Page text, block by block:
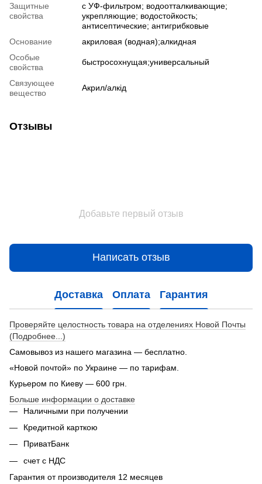
Защитные
свойства
с УФ-фильтром; водоотталкивающие;
укрепляющие; водостойкость;
антисептические; антигрибковые
Основание
акриловая (водная);алкидная
Особые
свойства
быстросохнущая;универсальный
Связующее
вещество
Акрил/алкід
Отзывы
Добавьте первый отзыв
Написать отзыв
Доставка Оплата Гарантия
Проверяйте целостность товара на отделениях Новой Почты
(Подробнее...)
Самовывоз из нашего магазина — бесплатно.
«Новой почтой» по Украине — по тарифам.
Курьером по Киеву — 600 грн.
Больше информации о доставке
Наличными при получении
Кредитной карткою
ПриватБанк
счет с НДС
Гарантия от производителя 12 месяцев